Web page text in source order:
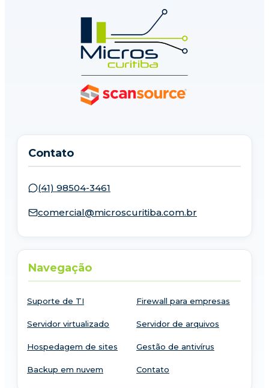
Contato
(41) 98504-3461
comercial@microscuritiba.com.br
Navegação
Suporte de TI Firewall para empresas
Servidor virtualizado Servidor de arquivos
Hospedagem de sites Gestão de antivírus
Backup em nuvem Contato